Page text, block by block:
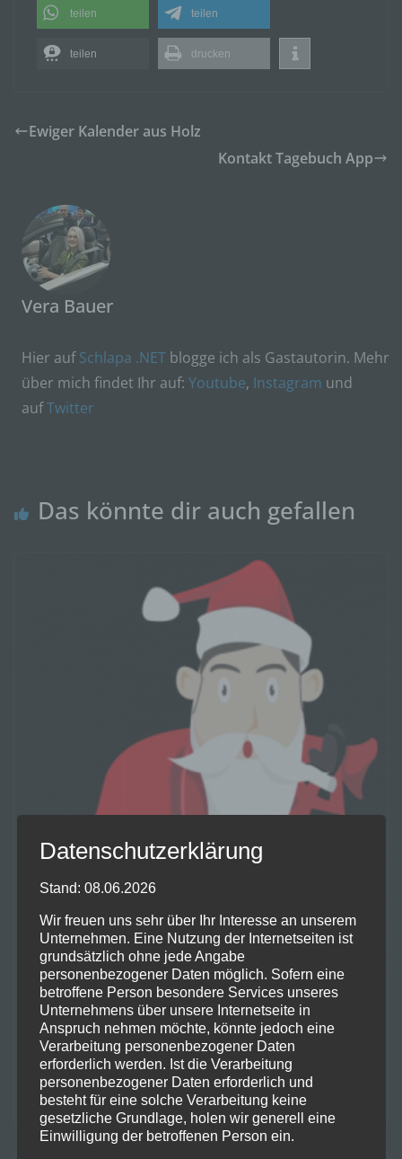
teilen teilen
teilen drucken
Ewiger Kalender aus Holz
Kontakt Tagebuch App
Vera Bauer
Hier aufSchlapa .NET blogge ich als Gastautorin. Mehr
über mich findet Ihr auf:Youtube, Instagram und
aufTwitter
Das könnte dir auch gefallen
Gewinnspiel der German TechCloud
Community
1. Dezember 2010
Datenschutzerklärung
Stand: 08.06.2026
Wir freuen uns sehr über Ihr Interesse an unserem
Unternehmen. Eine Nutzung der Internetseiten ist
grundsätzlich ohne jede Angabe
personenbezogener Daten möglich. Sofern eine
betroffene Person besondere Services unseres
Unternehmens über unsere Internetseite in
Anspruch nehmen möchte, könnte jedoch eine
Verarbeitung personenbezogener Daten
erforderlich werden. Ist die Verarbeitung
personenbezogener Daten erforderlich und
besteht für eine solche Verarbeitung keine
gesetzliche Grundlage, holen wir generell eine
Einwilligung der betroffenen Person ein.